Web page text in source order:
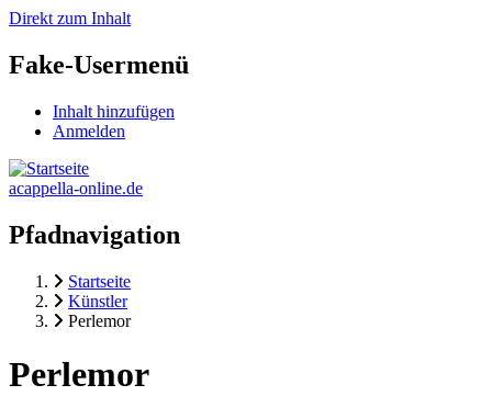
Direkt zum Inhalt
Fake-Usermenü
Inhalt hinzufügen
Anmelden
acappella-online.de
Pfadnavigation
Startseite
Künstler
Perlemor
Perlemor